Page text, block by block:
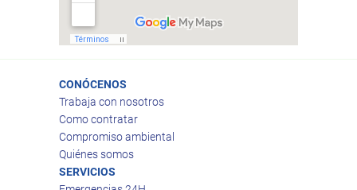
CONÓCENOS
Trabaja con nosotros
Como contratar
Compromiso ambiental
Quiénes somos
SERVICIOS